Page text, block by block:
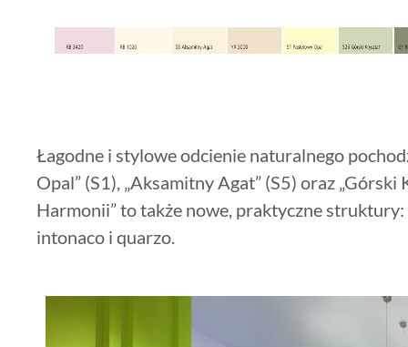
Łagodne i stylowe odcienie naturalnego
Opal” (S1), „Aksamitny Agat” (S5) oraz „Górski
Harmonii” to także nowe, praktyczne
intonaco i quarzo.